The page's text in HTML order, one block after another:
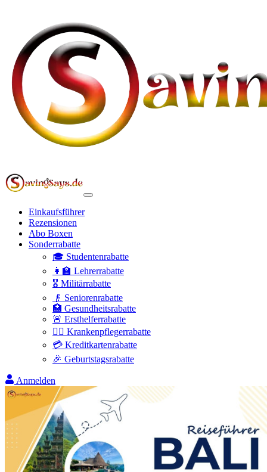
Einkaufsführer
Rezensionen
Abo Boxen
Sonderrabatte
🎓 Studentenrabatte
👩‍🏫 Lehrerrabatte
🎖️ Militärrabatte
👴 Seniorenrabatte
🏥 Gesundheitsrabatte
🚨 Ersthelferrabatte
👩‍⚕️ Krankenpflegerrabatte
💳 Kreditkartenrabatte
🎉 Geburtstagsrabatte
Anmelden